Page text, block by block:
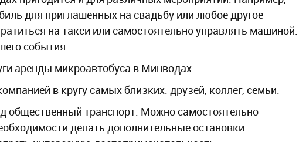
для приглашенных на свадьбу или любое другое
на такси или самостоятельно управлять машиной.
события.
аренды микроавтобуса в Минводах:
в кругу самых близких: друзей, коллег, семьи.
общественный транспорт. Можно самостоятельно
делать дополнительные остановки.